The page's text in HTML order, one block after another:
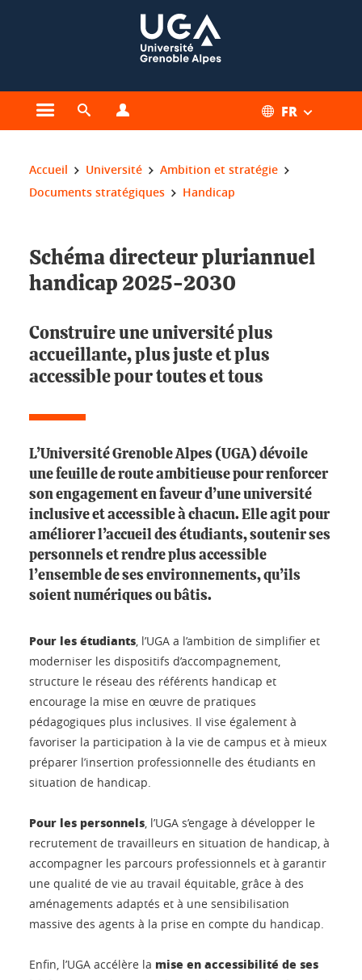
Ouvrir le menu principal
Ouvrir le moteur de recherche FR
Vous êtes ici :
Accueil Université
Ambition et stratégie
Documents stratégiques
Handicap
Schéma directeur pluriannuel
handicap 2025-2030
Construire une université plus
accueillante, plus juste et plus
accessible pour toutes et tous
L’Université Grenoble Alpes (UGA) dévoile
une feuille de route ambitieuse pour renforcer
son engagement en faveur d’une université
inclusive et accessible à chacun. Elle agit pour
améliorer l’accueil des étudiants, soutenir ses
personnels et rendre plus accessible
l’ensemble de ses environnements, qu’ils
soient numériques ou bâtis.
Pour les étudiants, l’UGA a l’ambition de simplifier et
moderniser les dispositifs d’accompagnement,
structure le réseau des référents handicap et
encourage la mise en œuvre de pratiques
pédagogiques plus inclusives. Il vise également à
favoriser la participation à la vie de campus et à mieux
préparer l’insertion professionnelle des étudiants en
situation de handicap.
Pour les personnels, l’UGA s’engage à développer le
recrutement de travailleurs en situation de handicap, à
accompagner les parcours professionnels et à garantir
une qualité de vie au travail équitable, grâce à des
aménagements adaptés et à une sensibilisation
massive des agents à la prise en compte du handicap.
Enfin, l’UGA accélère la mise en accessibilité de ses